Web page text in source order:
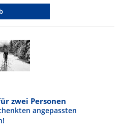
zwei Personen
angepassten